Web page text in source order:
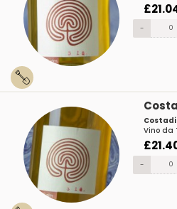
-
Vino da
-